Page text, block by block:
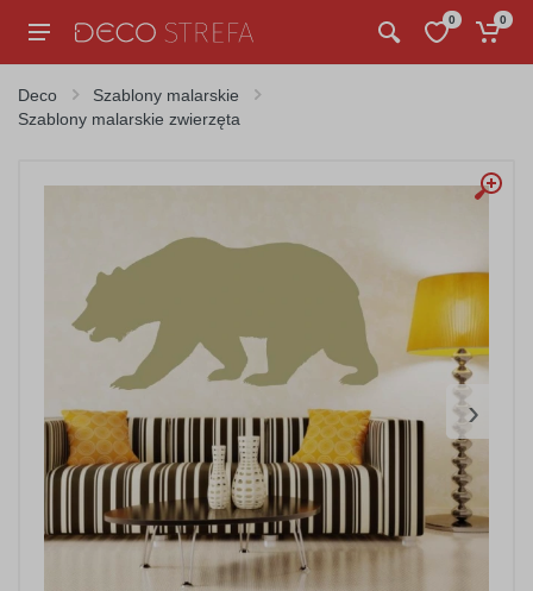
0 0
Deco
Szablony malarskie
Szablony malarskie zwierzęta
›